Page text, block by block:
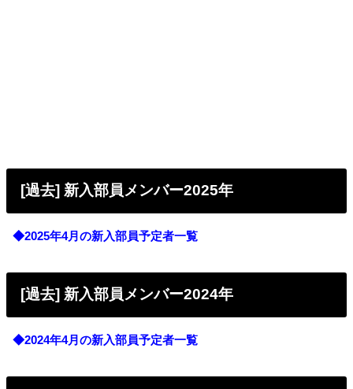
[過去] 新入部員メンバー2025年
◆2025年4月の新入部員予定者一覧
[過去] 新入部員メンバー2024年
◆2024年4月の新入部員予定者一覧